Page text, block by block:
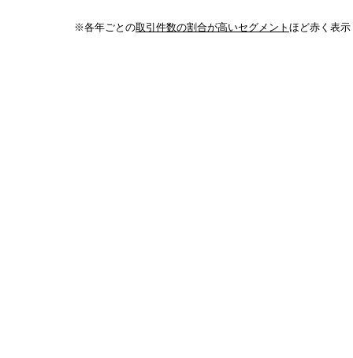
※各年ごとの取引件数の割合が高いセグメントほど赤く表示